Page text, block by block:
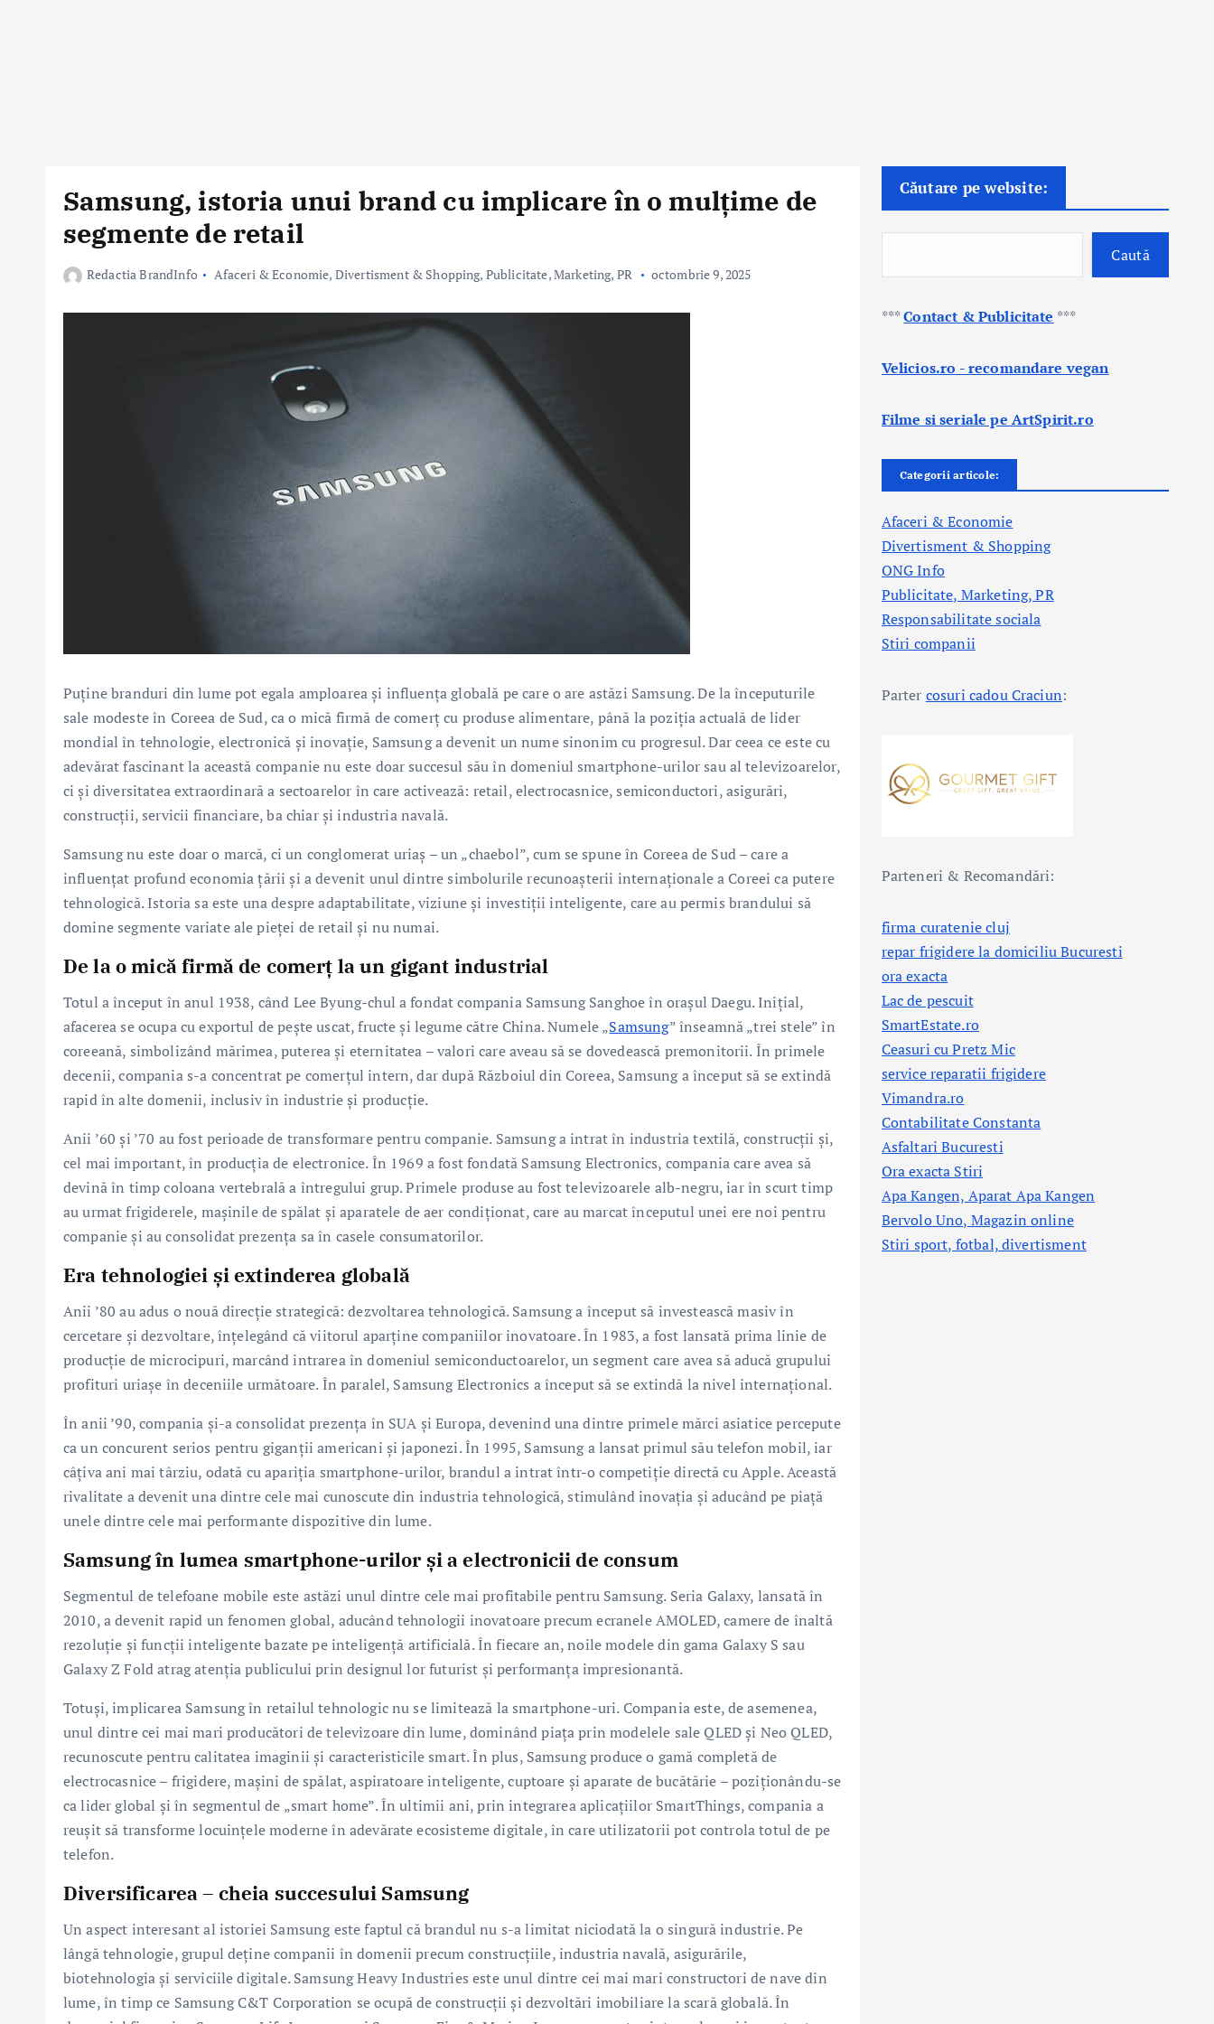
Samsung, istoria unui brand cu implicare în o mulțime de
segmente de retail
Redactia BrandInfo Afaceri & Economie, Divertisment & Shopping, Publicitate, Marketing, PR octombrie 9, 2025
Puține branduri din lume pot egala amploarea și influența globală pe care o are astăzi Samsung. De la începuturile
sale modeste în Coreea de Sud, ca o mică firmă de comerț cu produse alimentare, până la poziția actuală de lider
mondial în tehnologie, electronică și inovație, Samsung a devenit un nume sinonim cu progresul. Dar ceea ce este cu
adevărat fascinant la această companie nu este doar succesul său în domeniul smartphone-urilor sau al televizoarelor,
ci și diversitatea extraordinară a sectoarelor în care activează: retail, electrocasnice, semiconductori, asigurări,
construcții, servicii financiare, ba chiar și industria navală.
Samsung nu este doar o marcă, ci un conglomerat uriaș – un „chaebol”, cum se spune în Coreea de Sud – care a
influențat profund economia țării și a devenit unul dintre simbolurile recunoașterii internaționale a Coreei ca putere
tehnologică. Istoria sa este una despre adaptabilitate, viziune și investiții inteligente, care au permis brandului să
domine segmente variate ale pieței de retail și nu numai.
De la o mică firmă de comerț la un gigant industrial
Totul a început în anul 1938, când Lee Byung-chul a fondat compania Samsung Sanghoe în orașul Daegu. Inițial,
afacerea se ocupa cu exportul de pește uscat, fructe și legume către China. Numele „Samsung” înseamnă „trei stele” în
coreeană, simbolizând mărimea, puterea și eternitatea – valori care aveau să se dovedească premonitorii. În primele
decenii, compania s-a concentrat pe comerțul intern, dar după Războiul din Coreea, Samsung a început să se extindă
rapid în alte domenii, inclusiv în industrie și producție.
Anii ’60 și ’70 au fost perioade de transformare pentru companie. Samsung a intrat în industria textilă, construcții și,
cel mai important, în producția de electronice. În 1969 a fost fondată Samsung Electronics, compania care avea să
devină în timp coloana vertebrală a întregului grup. Primele produse au fost televizoarele alb-negru, iar în scurt timp
au urmat frigiderele, mașinile de spălat și aparatele de aer condiționat, care au marcat începutul unei ere noi pentru
companie și au consolidat prezența sa în casele consumatorilor.
Era tehnologiei și extinderea globală
Anii ’80 au adus o nouă direcție strategică: dezvoltarea tehnologică. Samsung a început să investească masiv în
cercetare și dezvoltare, înțelegând că viitorul aparține companiilor inovatoare. În 1983, a fost lansată prima linie de
producție de microcipuri, marcând intrarea în domeniul semiconductoarelor, un segment care avea să aducă grupului
profituri uriașe în deceniile următoare. În paralel, Samsung Electronics a început să se extindă la nivel internațional.
În anii ’90, compania și-a consolidat prezența în SUA și Europa, devenind una dintre primele mărci asiatice percepute
ca un concurent serios pentru giganții americani și japonezi. În 1995, Samsung a lansat primul său telefon mobil, iar
câțiva ani mai târziu, odată cu apariția smartphone-urilor, brandul a intrat într-o competiție directă cu Apple. Această
rivalitate a devenit una dintre cele mai cunoscute din industria tehnologică, stimulând inovația și aducând pe piață
unele dintre cele mai performante dispozitive din lume.
Samsung în lumea smartphone-urilor și a electronicii de consum
Segmentul de telefoane mobile este astăzi unul dintre cele mai profitabile pentru Samsung. Seria Galaxy, lansată în
2010, a devenit rapid un fenomen global, aducând tehnologii inovatoare precum ecranele AMOLED, camere de înaltă
rezoluție și funcții inteligente bazate pe inteligență artificială. În fiecare an, noile modele din gama Galaxy S sau
Galaxy Z Fold atrag atenția publicului prin designul lor futurist și performanța impresionantă.
Totuși, implicarea Samsung în retailul tehnologic nu se limitează la smartphone-uri. Compania este, de asemenea,
unul dintre cei mai mari producători de televizoare din lume, dominând piața prin modelele sale QLED și Neo QLED,
recunoscute pentru calitatea imaginii și caracteristicile smart. În plus, Samsung produce o gamă completă de
electrocasnice – frigidere, mașini de spălat, aspiratoare inteligente, cuptoare și aparate de bucătărie – poziționându-se
ca lider global și în segmentul de „smart home”. În ultimii ani, prin integrarea aplicațiilor SmartThings, compania a
reușit să transforme locuințele moderne în adevărate ecosisteme digitale, în care utilizatorii pot controla totul de pe
telefon.
Diversificarea – cheia succesului Samsung
Un aspect interesant al istoriei Samsung este faptul că brandul nu s-a limitat niciodată la o singură industrie. Pe
lângă tehnologie, grupul deține companii în domenii precum construcțiile, industria navală, asigurările,
biotehnologia și serviciile digitale. Samsung Heavy Industries este unul dintre cei mai mari constructori de nave din
lume, în timp ce Samsung C&T Corporation se ocupă de construcții și dezvoltări imobiliare la scară globală. În
Căutare pe website:
Caută
***Contact & Publicitate ***
Velicios.ro - recomandare vegan
Filme si seriale pe ArtSpirit.ro
Categorii articole:
Afaceri & Economie
Divertisment & Shopping
ONG Info
Publicitate, Marketing, PR
Responsabilitate sociala
Stiri companii
Parter cosuri cadou Craciun:
Parteneri & Recomandări:
firma curatenie cluj
repar frigidere la domiciliu Bucuresti
ora exacta
Lac de pescuit
SmartEstate.ro
Ceasuri cu Pretz Mic
service reparatii frigidere
Vimandra.ro
Contabilitate Constanta
Asfaltari Bucuresti
Ora exacta Stiri
Apa Kangen, Aparat Apa Kangen
Bervolo Uno, Magazin online
Stiri sport, fotbal,divertisment